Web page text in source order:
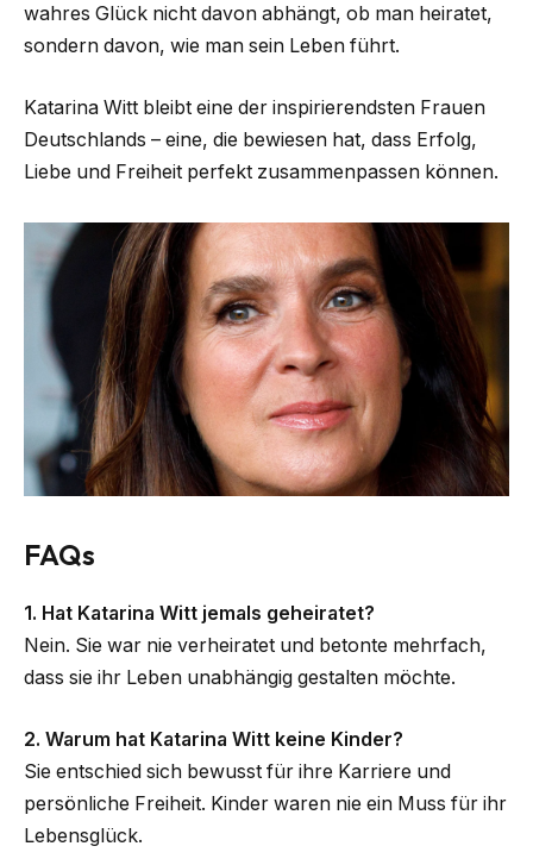
wahres Glück nicht davon abhängt, ob man heiratet,
sondern davon, wie man sein Leben führt.
Katarina Witt bleibt eine der inspirierendsten Frauen
Deutschlands – eine, die bewiesen hat, dass Erfolg,
Liebe und Freiheit perfekt zusammenpassen können.
FAQs
1. Hat Katarina Witt jemals geheiratet?
Nein. Sie war nie verheiratet und betonte mehrfach,
dass sie ihr Leben unabhängig gestalten möchte.
2. Warum hat Katarina Witt keine Kinder?
Sie entschied sich bewusst für ihre Karriere und
persönliche Freiheit. Kinder waren nie ein Muss für ihr
Lebensglück.